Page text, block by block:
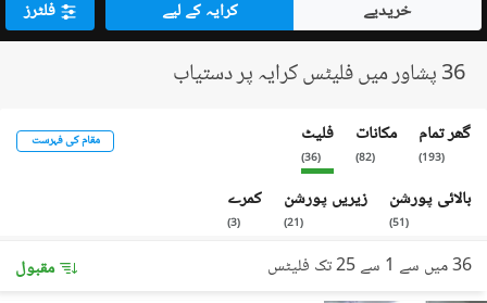
خریدیے کرایہ کے لیے فلٹرز
36 پشاور میں فلیٹس کرایہ پر دستیاب
گھر تمام
(
193
)
مکانات
(
82
)
فلیٹ
(
36
)
بالائی پورشن
(
51
)
زیریں پورشن
(
21
)
کمرے
(
3
)
مقام کی فہرست
36 میں سے 1 سے 25 تک فلیٹس مقبول